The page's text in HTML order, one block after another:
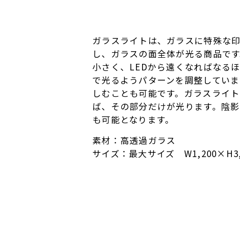
ガラスライトは、ガラスに特殊な
し、ガラスの面全体が光る商品で
小さく、LEDから遠くなればなる
で光るようパターンを調整してい
しむことも可能です。ガラスライ
ば、その部分だけが光ります。陰
も可能となります。
素材：高透過ガラス
サイズ：最大サイズ